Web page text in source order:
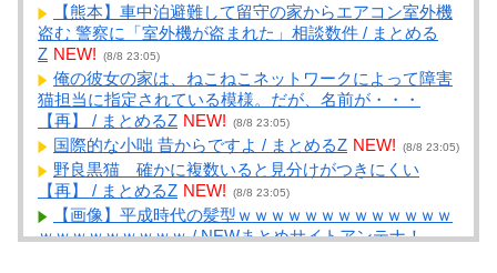
【熊本】車中泊避難して留守の家からエアコン室外機
盗む 警察に「室外機が盗まれた」相談数件 / まとめる
Z NEW! (8/8 23:05)
俺の彼女の家は、ねこねこネットワークによって障害
猫担当に指定されている模様。だが、名前が・・・
【再】 / まとめるZ NEW! (8/8 23:05)
国際的な小咄 昔からですよ / まとめるZ NEW! (8/8 23:05)
野良黒猫 確かに複数いると見分けがつきにくい
【再】 / まとめるZ NEW! (8/8 23:05)
【画像】平成時代の髪型ｗｗｗｗｗｗｗｗｗｗｗｗｗ
ｗｗｗｗｗｗｗｗｗ / NEWまとめサイトアンテナ！